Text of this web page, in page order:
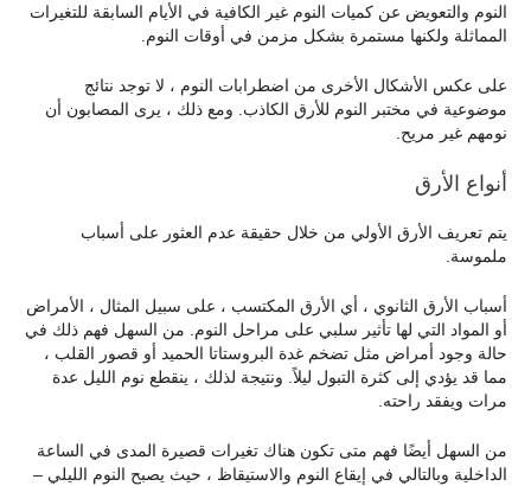
النوم والتعويض عن كميات النوم غير الكافية في الأيام السابقة للتغيرات
المماثلة ولكنها مستمرة بشكل مزمن في أوقات النوم.
على عكس الأشكال الأخرى من اضطرابات النوم ، لا توجد نتائج
موضوعية في مختبر النوم للأرق الكاذب. ومع ذلك ، يرى المصابون أن
نومهم غير مريح.
أنواع الأرق
يتم تعريف الأرق الأولي من خلال حقيقة عدم العثور على أسباب
ملموسة.
أسباب الأرق الثانوي ، أي الأرق المكتسب ، على سبيل المثال ، الأمراض
أو المواد التي لها تأثير سلبي على مراحل النوم. من السهل فهم ذلك في
حالة وجود أمراض مثل تضخم غدة البروستاتا الحميد أو قصور القلب ،
مما قد يؤدي إلى كثرة التبول ليلاً. ونتيجة لذلك ، ينقطع نوم الليل عدة
مرات ويفقد راحته.
من السهل أيضًا فهم متى تكون هناك تغيرات قصيرة المدى في الساعة
الداخلية وبالتالي في إيقاع النوم والاستيقاظ ، حيث يصبح النوم الليلي –